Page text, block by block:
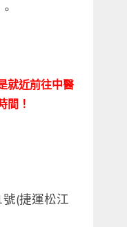
就近前往中醫
間！
(捷運松江